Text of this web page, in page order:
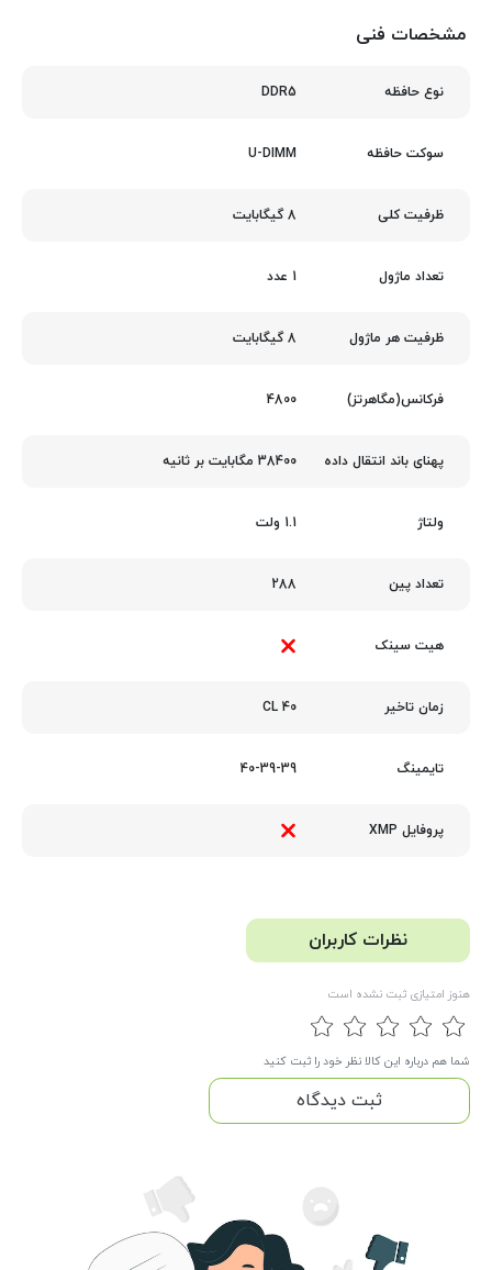
مشخصات فنی
نوع حافظه DDR5
سوکت حافظه U-DIMM
ظرفیت کلی 8 گیگابایت
تعداد ماژول 1 عدد
ظرفیت هر ماژول 8 گیگابایت
فرکانس(مگاهرتز) 4800
پهنای باند انتقال داده 38400 مگابایت بر ثانیه
ولتاژ 1.1 ولت
تعداد پین 288
هیت سینک
زمان تاخیر 40 CL
تایمینگ 40-39-39
پروفایل XMP
نظرات کاربران
هنوز امتیازی ثبت نشده است
شما هم درباره این کالا نظر خود را ثبت کنید
ثبت دیدگاه